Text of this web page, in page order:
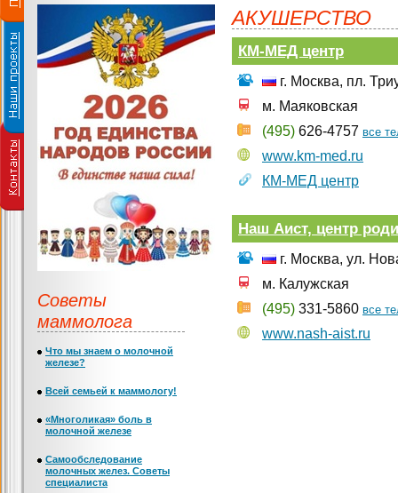
АКУШЕРСТВО
КМ-МЕД центр
г. Москва, пл.
м. Маяковская
(495) 626-4757 все
www.km-med.ru
КМ-МЕД центр
Наш Аист, центр
г. Москва, ул.
м. Калужская
(495) 331-5860 все
www.nash-aist.ru
Советы
маммолога
Что мы знаем о молочной
железе?
Всей семьей к маммологу!
«Многоликая» боль в
молочной железе
Самообследование
молочных желез. Советы
специалиста